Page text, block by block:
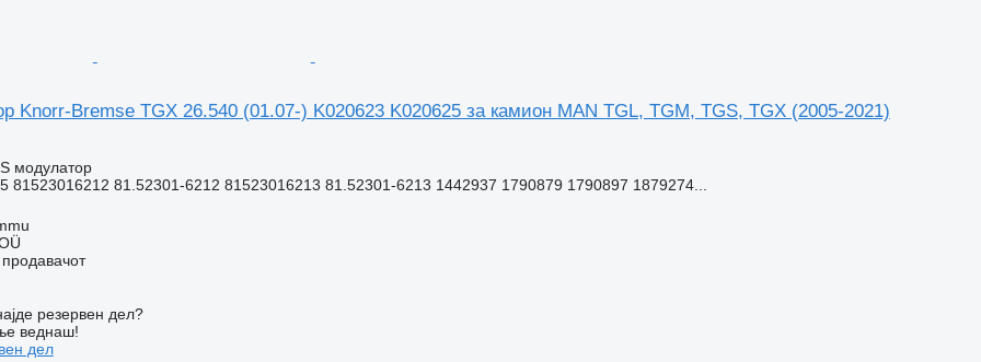
Knorr-Bremse TGX 26.540 (01.07-) K020623 K020625 за камион MAN TGL, TGM, TGS, TGX (2005-2021)
модулатор
81523016212 81.52301-6212 81523016213 81.52301-6213 1442937 1790879 1790897 1879274...
продавачот
резервен дел?
веднаш!
дел